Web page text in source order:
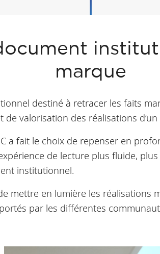
marque
destiné à retracer les faits
valorisation des réalisations
a fait le choix de repenser en
de lecture plus fluide,
institutionnel.
mettre en lumière les réalisations
par les différentes